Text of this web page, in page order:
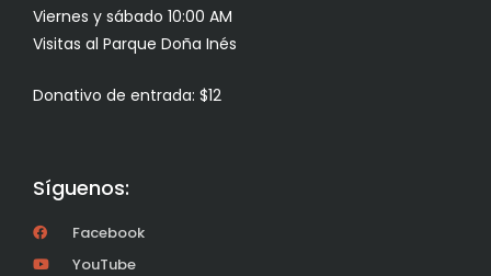
Viernes y sábado 10:00 AM
Visitas al Parque Doña Inés
Donativo de entrada: $12
Síguenos:
Facebook
YouTube